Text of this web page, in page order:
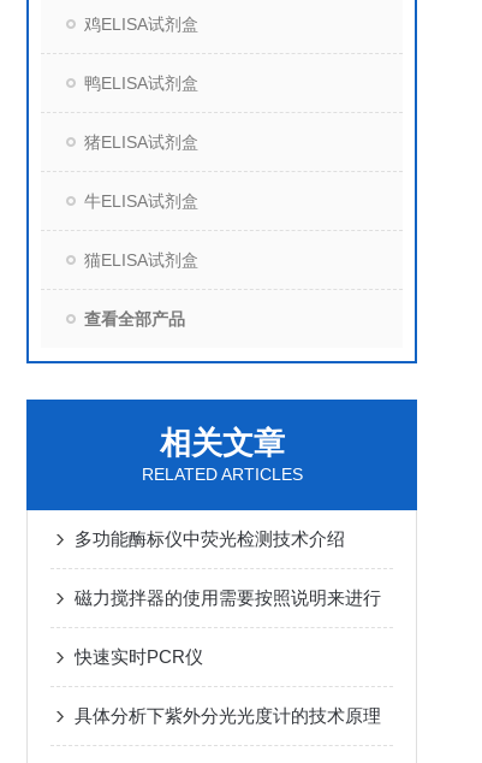
鸡ELISA试剂盒
鸭ELISA试剂盒
猪ELISA试剂盒
牛ELISA试剂盒
猫ELISA试剂盒
查看全部产品
相关文章
RELATED ARTICLES
多功能酶标仪中荧光检测技术介绍
磁力搅拌器的使用需要按照说明来进行
快速实时PCR仪
具体分析下紫外分光光度计的技术原理